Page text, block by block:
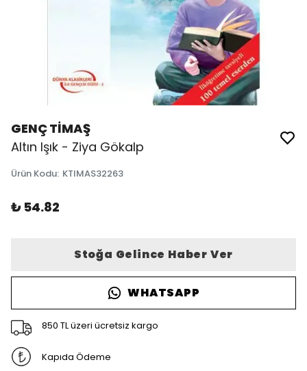
GENÇ TİMAŞ
Altın Işık - Ziya Gökalp
Ürün Kodu: KTIMAS32263
₺ 54.82
Stoğa Gelince Haber Ver
WHATSAPP
850 TL üzeri ücretsiz kargo
Kapıda Ödeme